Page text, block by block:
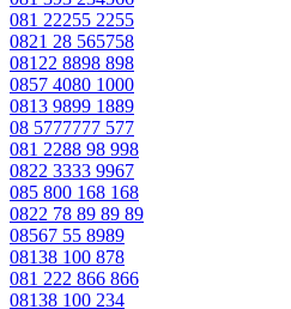
081 22255 2255
0821 28 565758
08122 8898 898
0857 4080 1000
0813 9899 1889
08 5777777 577
081 2288 98 998
0822 3333 9967
085 800 168 168
0822 78 89 89 89
08567 55 8989
08138 100 878
081 222 866 866
08138 100 234